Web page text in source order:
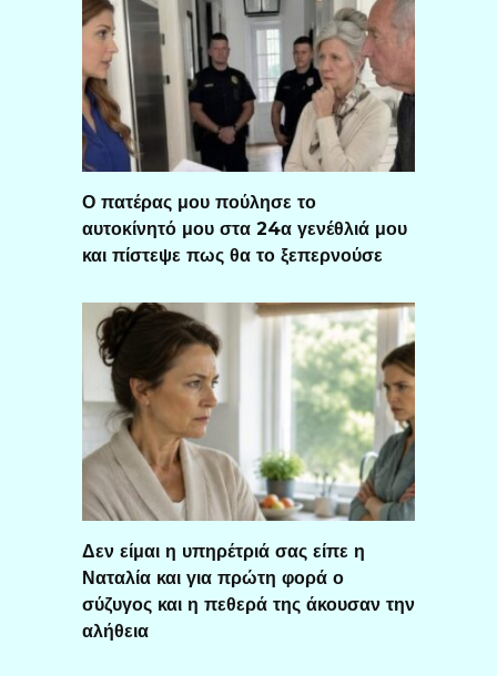
Ο πατέρας μου πούλησε το
αυτοκίνητό μου στα 24α γενέθλιά μου
και πίστεψε πως θα το ξεπερνούσε
Δεν είμαι η υπηρέτριά σας είπε η
Ναταλία και για πρώτη φορά ο
σύζυγος και η πεθερά της άκουσαν την
αλήθεια